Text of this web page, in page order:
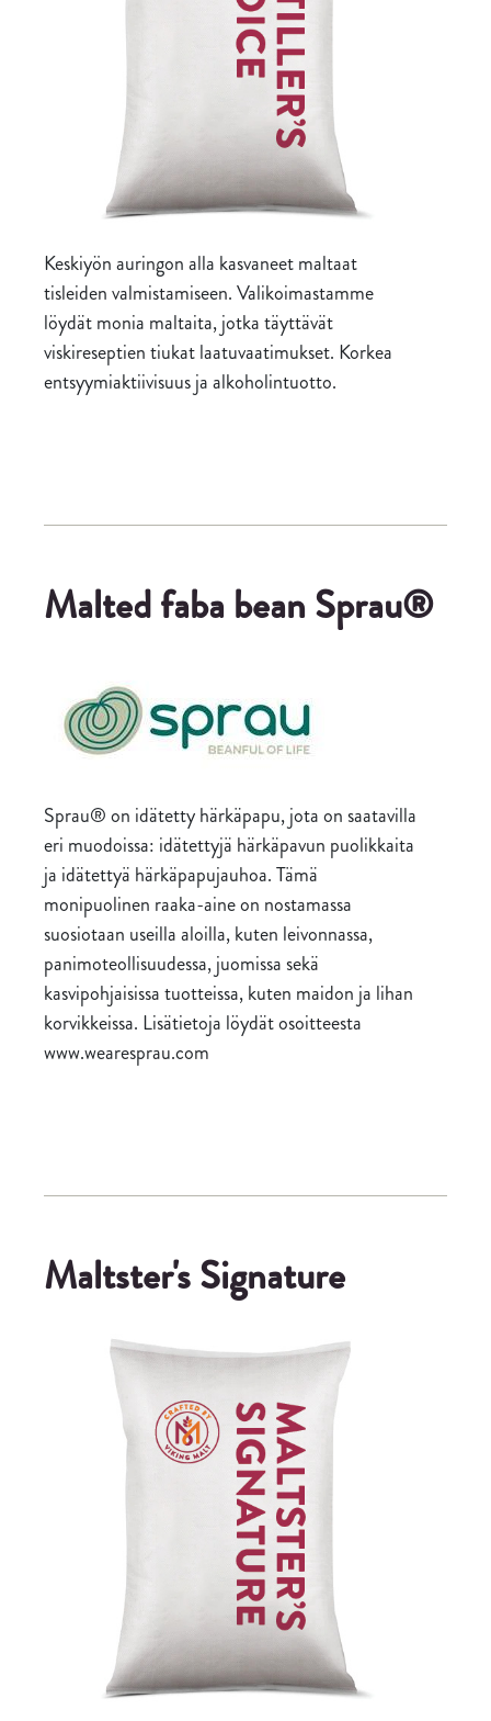
Keskiyön auringon alla kasvaneet maltaat
tisleiden valmistamiseen. Valikoimastamme
löydät monia maltaita, jotka täyttävät
viskireseptien tiukat laatuvaatimukset. Korkea
entsyymiaktiivisuus ja alkoholintuotto.
Malted faba bean Sprau®
Sprau® on idätetty härkäpapu, jota on saatavilla
eri muodoissa: idätettyjä härkäpavun puolikkaita
ja idätettyä härkäpapujauhoa. Tämä
monipuolinen raaka-aine on nostamassa
suosiotaan useilla aloilla, kuten leivonnassa,
panimoteollisuudessa, juomissa sekä
kasvipohjaisissa tuotteissa, kuten maidon ja lihan
korvikkeissa. Lisätietoja löydät osoitteesta
www.wearesprau.com
Maltster's Signature